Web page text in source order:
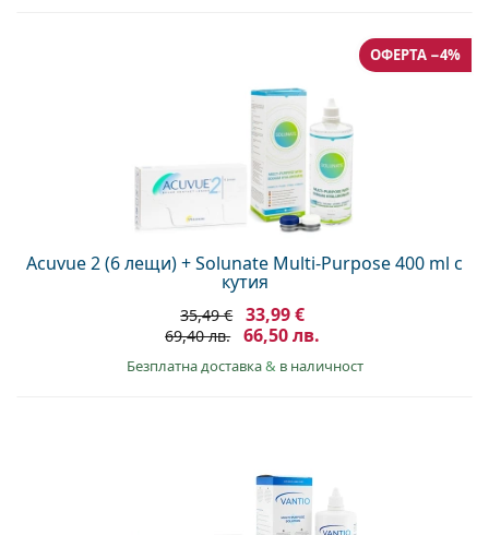
Acuvue 2 (6 лещи) + Solunate Multi-Purpose 400 ml с
кутия
ОФЕРТА −4%
35,49 € 33,99 €
69,40 лв. 66,50 лв.
Безплатна доставка& в наличност